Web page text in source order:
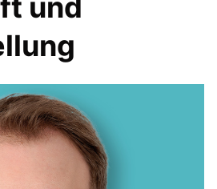
JUGENDLICHE UND FAMILIEN
INTEGRATION, KULTUR UND
BAUAUSSCHUSS